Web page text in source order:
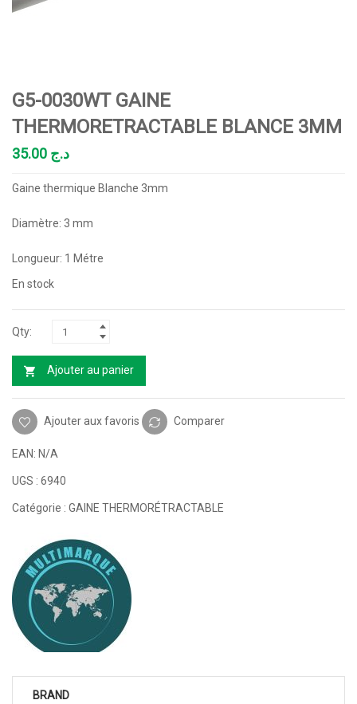
G5-0030WT GAINE
THERMORETRACTABLE BLANCE 3MM
د.ج
Gaine thermique Blanche 3mm
Diamètre: 3 mm
Longueur: 1 Métre
En stock
Ajouter au panier
Ajouter aux favoris Comparer
EAN: N/A
UGS : 6940
Catégorie : GAINE THERMORÉTRACTABLE
BRAND